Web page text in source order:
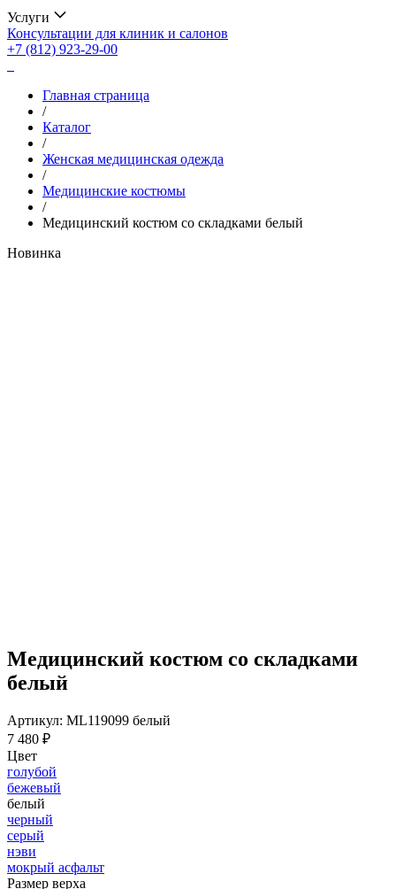
Услуги
Консультации для клиник и салонов
+7 (812) 923-29-00
Главная страница
/
Каталог
/
Женская медицинская одежда
/
Медицинские костюмы
/
Медицинский костюм со складками белый
Новинка
Медицинский костюм со складками
белый
Артикул: ML119099 белый
7 480 ₽
Цвет
голубой
бежевый
белый
черный
серый
нэви
мокрый асфальт
Размер верха